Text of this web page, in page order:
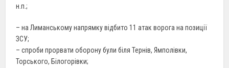
н.п.;
– на Лиманському напрямку відбито 11 атак ворога на позиції
ЗСУ;
– спроби прорвати оборону були біля Тернів, Ямполівки,
Торського, Білогорівки;